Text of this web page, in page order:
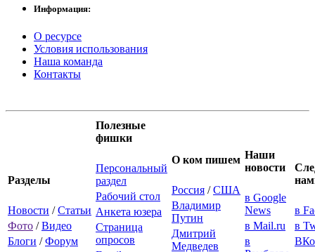
Информация:
О ресурсе
Условия использования
Наша команда
Контакты
Разделы
Новости /Статьи
Фото /Видео
Блоги /Форум
Полезные
фишки
Персональный
раздел
Рабочий стол
Анкета юзера
Страница
опросов
О ком пишем
Россия /США
Владимир
Путин
Дмитрий
Медведев
Наши
новости
в Google
News
в Mail.ru
в
в
в